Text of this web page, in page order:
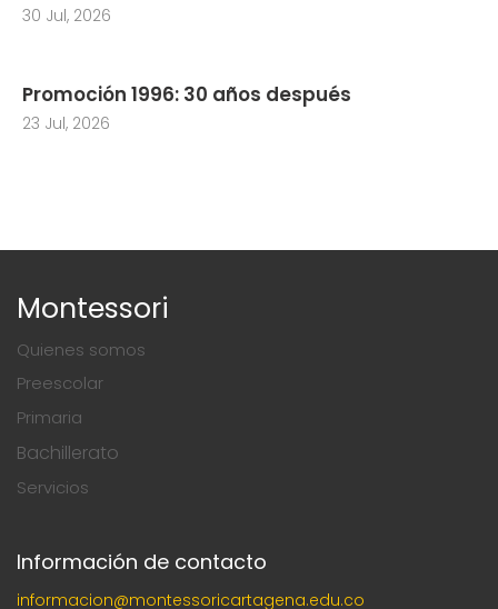
30 Jul, 2026
Promoción 1996: 30 años después
23 Jul, 2026
Montessori
Quienes somos
Preescolar
Primaria
Bachillerato
Servicios
Información de contacto
informacion@montessoricartagena.edu.co